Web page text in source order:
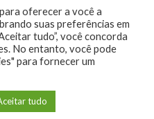
oferecer a você a
suas preferências em
tudo”, você concorda
No entanto, você pode
para fornecer um
tudo